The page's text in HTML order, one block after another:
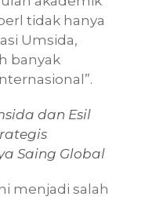
tidak hanya
Umsida,
banyak
dan Esil
Saing Global
menjadi salah